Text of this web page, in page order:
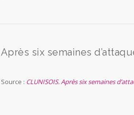
Après six semaines
Source : CLUNISOIS. Après six semaines